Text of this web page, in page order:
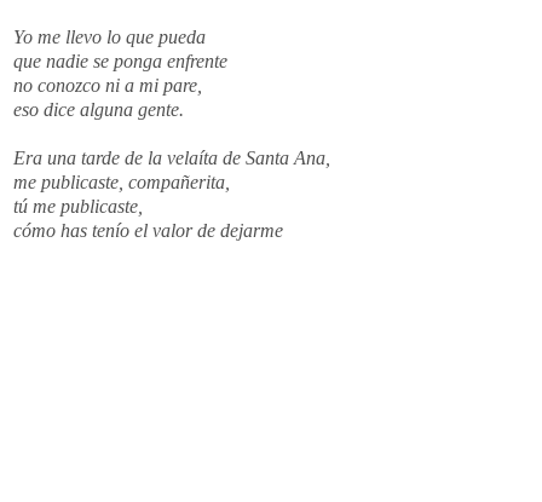
Yo me llevo lo que pueda
que nadie se ponga enfrente
no conozco ni a mi pare,
eso dice alguna gente.
Era una tarde de la velaíta de Santa Ana,
me publicaste, compañerita
tú me publicaste,
cómo has tenío el valor de dejarme